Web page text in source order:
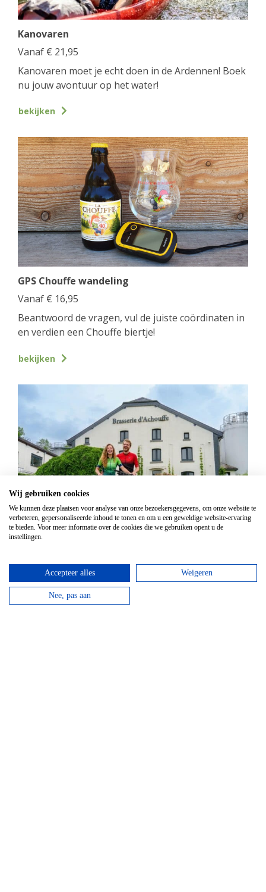
Kanovaren
Vanaf € 21,95
Kanovaren moet je echt doen in de Ardennen! Boek
nu jouw avontuur op het water!
bekijken
GPS Chouffe wandeling
Vanaf € 16,95
Beantwoord de vragen, vul de juiste coördinaten in
en verdien een Chouffe biertje!
bekijken
Mountainbike Chouffe route 18 km
Huur een mountainbike voor een halve dag en fiets
langs de beroemde Achouffe brouwerij.
bekijken
Wij gebruiken cookies
We kunnen deze plaatsen voor analyse van onze bezoekersgegevens, om onze website te
verbeteren, gepersonaliseerde inhoud te tonen en om u een geweldige website-ervaring
te bieden. Voor meer informatie over de cookies die we gebruiken opent u de
instellingen.
Accepteer alles Weigeren
Nee, pas aan